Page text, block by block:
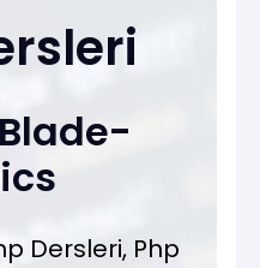
Dersleri, Php